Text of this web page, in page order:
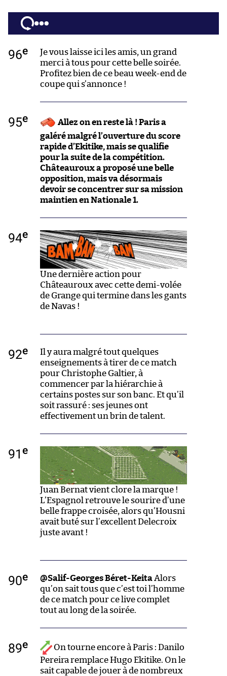
96e
Je vous laisse ici les amis, un grand
merci à tous pour cette belle soirée.
Profitez bien de ce beau week-end de
coupe qui s’annonce !
95e
Allez on en reste là ! Paris a
galéré malgré l’ouverture du score
rapide d’Ekitike, mais se qualifie
pour la suite de la compétition.
Châteauroux a proposé une belle
opposition, mais va désormais
devoir se concentrer sur sa mission
maintien en Nationale 1.
94e
Une dernière action pour
Châteauroux avec cette demi-volée
de Grange qui termine dans les gants
de Navas !
92e
Il y aura malgré tout quelques
enseignements à tirer de ce match
pour Christophe Galtier, à
commencer par la hiérarchie à
certains postes sur son banc. Et qu’il
soit rassuré : ses jeunes ont
effectivement un brin de talent.
91 e
Juan Bernat vient clore la marque !
L’Espagnol retrouve le sourire d’une
belle frappe croisée, alors qu’Housni
avait buté sur l’excellent Delecroix
juste avant !
90e @Salif-Georges Béret-KeitaAlors
qu’on sait tous que c’est toi l’homme
de ce match pour ce live complet
tout au long de la soirée.
89e
On tourne encore à Paris : Danilo
Pereira remplace Hugo Ekitike. On le
sait capable de jouer à de nombreux